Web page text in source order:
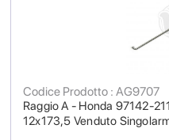
Raggio A - Honda 97142-
12x173,5 Venduto
Codice Prodotto : AG9707